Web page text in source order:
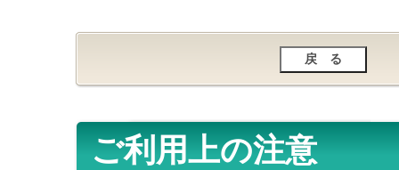
ご利用上の注意